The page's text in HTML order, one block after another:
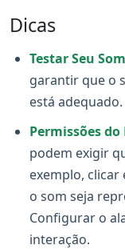
Dicas
Testar Seu
garantir que o
está adequado.
Permissões
podem exigir
exemplo,
o som seja
Configurar o
interação.